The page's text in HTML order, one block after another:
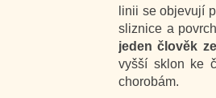
linii se objevují
sliznice a
jeden člověk
vyšší sklon ke
chorobám.